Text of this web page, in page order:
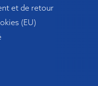
et de retour
(EU)